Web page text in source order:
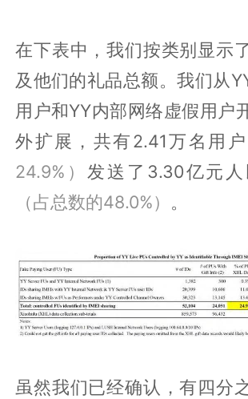
在下表中，我们按类别显示
及他们的礼品总额。我们从
用户和YY内部网络虚假用户
外扩展，共有2.41万名用户
24.9%） 发送了3.30亿元
（占总数的48.0%） 。
虽然我们已经确认，有四分